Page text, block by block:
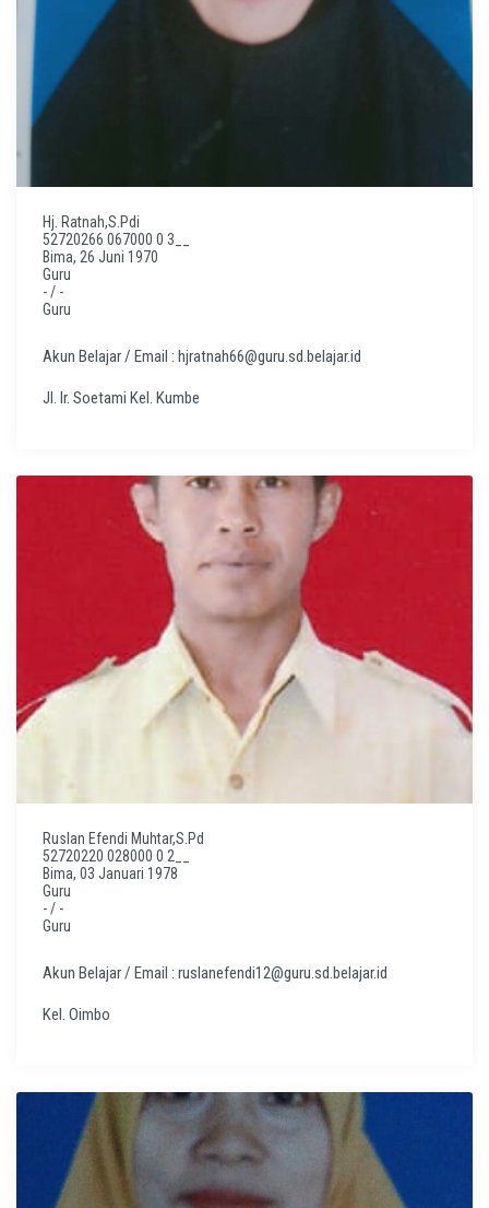
Hj. Ratnah,S.Pdi
52720266 067000 0 3__
Bima, 26 Juni 1970
Guru
- / -
Guru
Akun Belajar / Email : hjratnah66@guru.sd.belajar.id
Jl. Ir. Soetami Kel. Kumbe
Ruslan Efendi Muhtar,S.Pd
52720220 028000 0 2__
Bima, 03 Januari 1978
Guru
- / -
Guru
Akun Belajar / Email : ruslanefendi12@guru.sd.belajar.id
Kel. Oimbo